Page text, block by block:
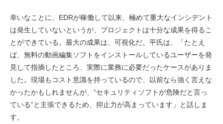
幸いなことに、EDRが稼働して以来、極めて重大なインシデント
は発生していないというが、プロジェクトは十分な成果を得るこ
とができている。最大の成果は、可視化だ。平氏は、「たとえ
ば、無料の動画編集ソフトをインストールしているユーザーを発
見して指摘したところ、実際に業務に必要だったケースがありま
した。現場もコスト意識を持っているので、以前なら強く言えな
かったかもしれませんが、“セキュリティソフトが危険だと言っ
ている”と主張できるため、抑止力が高まっています」と話しま
す。